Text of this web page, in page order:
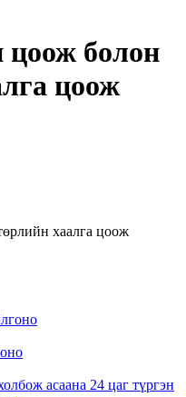
цоож болон
цоож
хаалга цоож